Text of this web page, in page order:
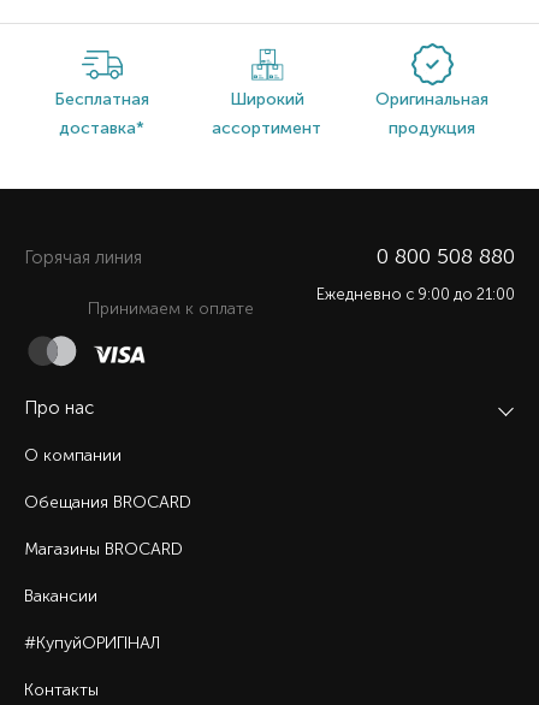
Бесплатная
доставка*
Широкий
ассортимент
Оригинальная
продукция
Про нас
О компании
Обещания BROCARD
Магазины BROCARD
Вакансии
#КупуйОРИГІНАЛ
Контакты
Горячая линия 0 800 508 880
Ежедневно c 9:00 до 21:00
Принимаем к оплате